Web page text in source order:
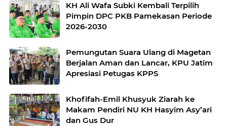
KH Ali Wafa Subki Kembali Terpilih
Pimpin DPC PKB Pamekasan Periode
2026-2030
Pemungutan Suara Ulang di Magetan
Berjalan Aman dan Lancar, KPU Jatim
Apresiasi Petugas KPPS
Khofifah-Emil Khusyuk Ziarah ke
Makam Pendiri NU KH Hasyim Asy’ari
dan Gus Dur